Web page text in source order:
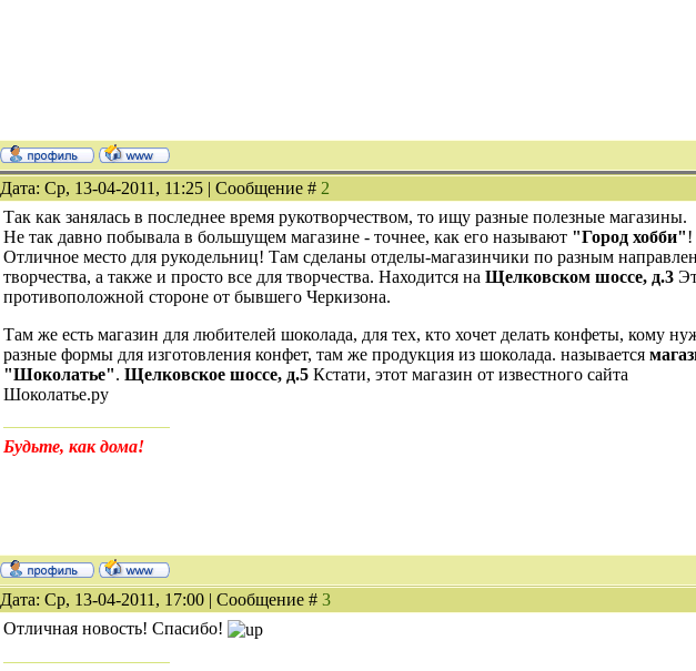
Дата: Ср, 13-04-2011, 11:25 | Сообщение # 2
Так как занялась в последнее время рукотворчеством, то ищу разные полезные магазины.
Не так давно побывала в большущем магазине - точнее, как его называют "Город хобби"!
Отличное место для рукодельниц! Там сделаны отделы-магазинчики по разным
творчества, а также и просто все для творчества. Находится на Щелковском шоссе, д.3
противоположной стороне от бывшего Черкизона.
Там же есть магазин для любителей шоколада, для тех, кто хочет делать конфеты, кому
разные формы для изготовления конфет, там же продукция из шоколада. называется
"Шоколатье". Щелковское шоссе, д.5 Кстати, этот магазин от известного сайта
Шоколатье.ру
Будьте, как дома!
Дата: Ср, 13-04-2011, 17:00 | Сообщение # 3
Отличная новость! Спасибо!